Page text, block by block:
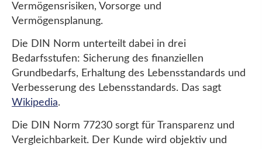
Vermögensrisiken, Vorsorge und
Vermögensplanung.
Die DIN Norm unterteilt dabei in drei
Bedarfsstufen: Sicherung des finanziellen
Grundbedarfs, Erhaltung des Lebensstandards und
Verbesserung des Lebensstandards. Das sagt
Wikipedia.
Die DIN Norm 77230 sorgt für Transparenz und
Vergleichbarkeit. Der Kunde wird objektiv und